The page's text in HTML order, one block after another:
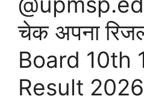
चेक अपना
Board 10th
Result 2026